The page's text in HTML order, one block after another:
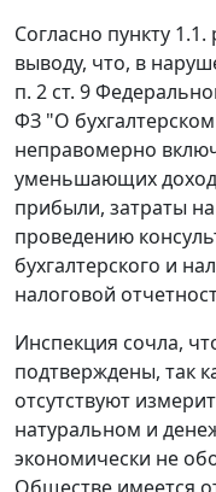
Согласно пункту
выводу, что, в
п. 2 ст. 9
ФЗ "О
неправомерно
уменьшающих
прибыли, затраты
проведению
бухгалтерского и
налоговой
Инспекция сочла,
подтверждены, так
отсутствуют
натуральном и
экономически не